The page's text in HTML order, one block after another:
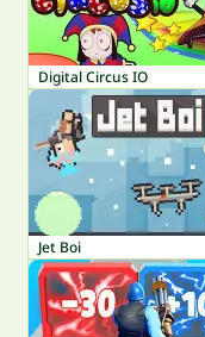
Digital Circus IO
Jet Boi